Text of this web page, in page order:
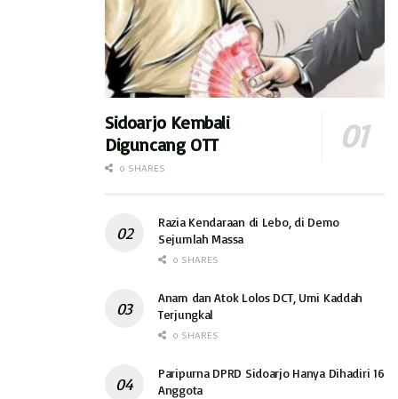
berlaku ketat. Nah, yang bebal ini bahaya karena bisa saja di
luar kesadaran lalu berinteraksi dengan anggota keluarga di
Warga Sidoarjo saat ini tengah menunggu langkah apa yang
dijalankan para pemimpinnya dalam situasi keprihatinan di
tengah PPKM darurat. (hds)
Sidoarjo Kembali
Diguncang OTT
0 SHARES
Razia Kendaraan di Lebo, di Demo
Sejumlah Massa
0 SHARES
Anam dan Atok Lolos DCT, Umi Kaddah
Terjungkal
0 SHARES
Paripurna DPRD Sidoarjo Hanya Dihadiri 16
Anggota